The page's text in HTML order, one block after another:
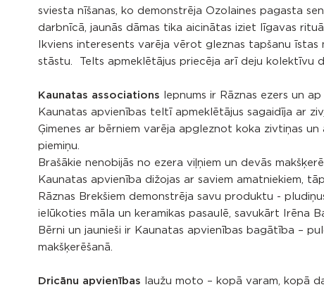
sviesta nīšanas, ko demonstrēja Ozolaines pagasta
darbnīcā, jaunās dāmas tika aicinātas iziet līgavas
Ikviens interesents varēja vērot gleznas tapšanu
stāstu. Telts apmeklētājus priecēja arī deju kolektīvu
Kaunatas associations lepnums ir Rāznas ezers un
Kaunatas apvienības teltī apmeklētājus sagaidīja ar
Ģimenes ar bērniem varēja apgleznot koka zivtiņas
piemiņu.
Brašākie nenobijās no ezera viļņiem un devās
Kaunatas apvienība dižojas ar saviem amatniekiem,
Rāznas Brekšiem demonstrēja savu produktu -
ielūkoties māla un keramikas pasaulē, savukārt Irēna
Bērni un jaunieši ir Kaunatas apvienības bagātība –
makšķerēšanā.
Dricānu apvienības laužu moto – kopā varam, kopā